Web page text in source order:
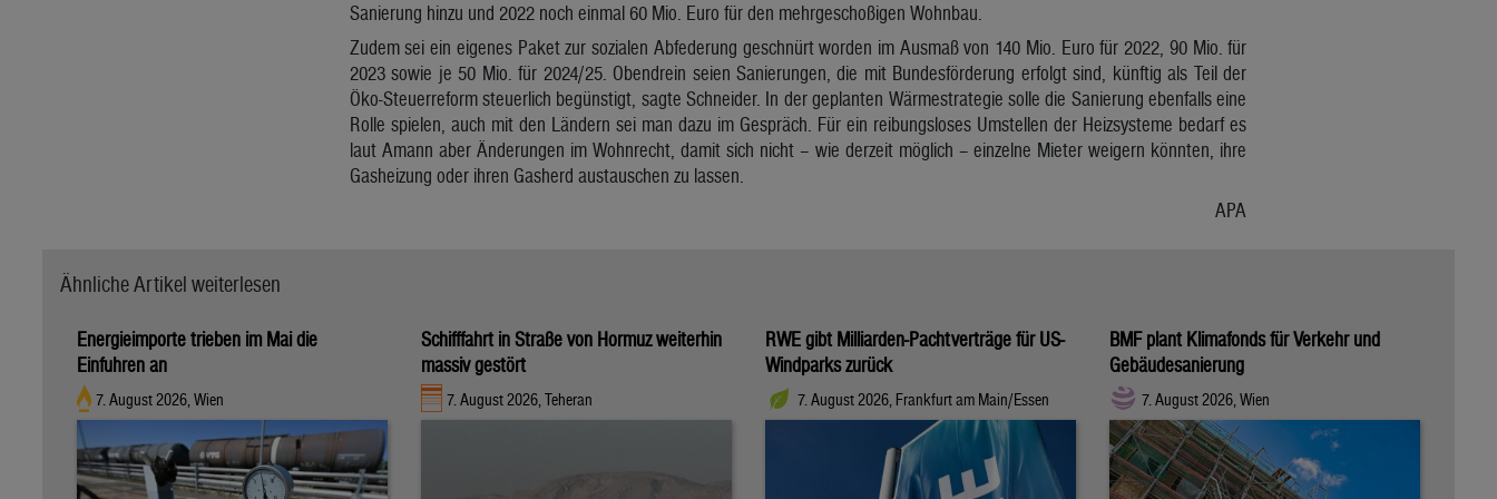
Sanierung hinzu und 2022 noch einmal 60 Mio. Euro für den mehrgeschoßigen Wohnbau.
Zudem sei ein eigenes Paket zur sozialen Abfederung geschnürt worden im Ausmaß von 140 Mio. Euro für 2022, 90 Mio. für
2023 sowie je 50 Mio. für 2024/25. Obendrein seien Sanierungen, die mit Bundesförderung erfolgt sind, künftig als Teil der
Öko-Steuerreform steuerlich begünstigt, sagte Schneider. In der geplanten Wärmestrategie solle die Sanierung ebenfalls eine
Rolle spielen, auch mit den Ländern sei man dazu im Gespräch. Für ein reibungsloses Umstellen der Heizsysteme bedarf es
laut Amann aber Änderungen im Wohnrecht, damit sich nicht – wie derzeit möglich – einzelne Mieter weigern könnten, ihre
Gasheizung oder ihren Gasherd austauschen zu lassen.
APA
Ähnliche Artikel weiterlesen
Energieimporte trieben im Mai die
Einfuhren an
7. August 2026, Wien
Schifffahrt in Straße von Hormuz weiterhin
massiv gestört
7. August 2026, Teheran
RWE gibt Milliarden-Pachtverträge für US-
Windparks zurück
7. August 2026, Frankfurt am Main/Essen
BMF plant Klimafonds für Verkehr und
Gebäudesanierung
7. August 2026, Wien